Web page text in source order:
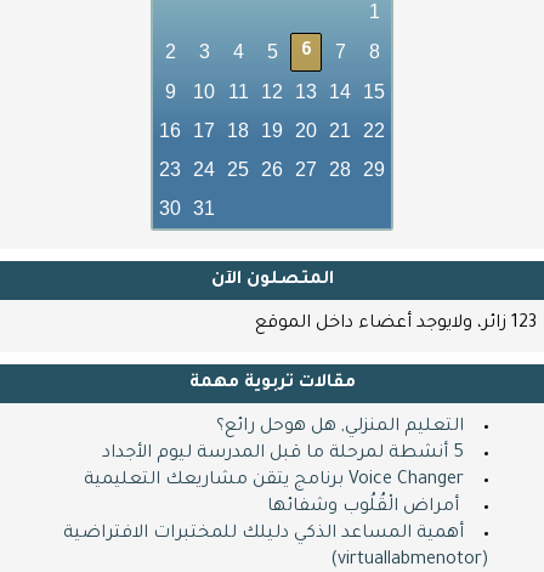
1
2
3 4 5 6 7
8
9
10 11 12 13 14
15
16
17 18 19 20 21
22
23
24 25 26 27 28
29
30 31
المتصلون اﻵن
123 زائر، ولايوجد أعضاء داخل الموقع
مقالات تربوية مهمة
التعليم المنزلي, هل هوحل رائع؟
5 أنشطة لمرحلة ما قبل المدرسة ليوم الأجداد
Voice Changer برنامج يتقن مشاريعك التعليمية
​ ​ أمراض الْقُلُوب وشفائها
أهمية المساعد الذكي دليلك للمختبرات الافتراضية
(virtuallabmenotor)